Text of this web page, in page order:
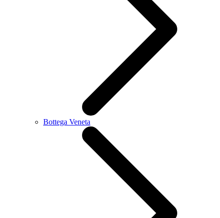
Bottega Veneta